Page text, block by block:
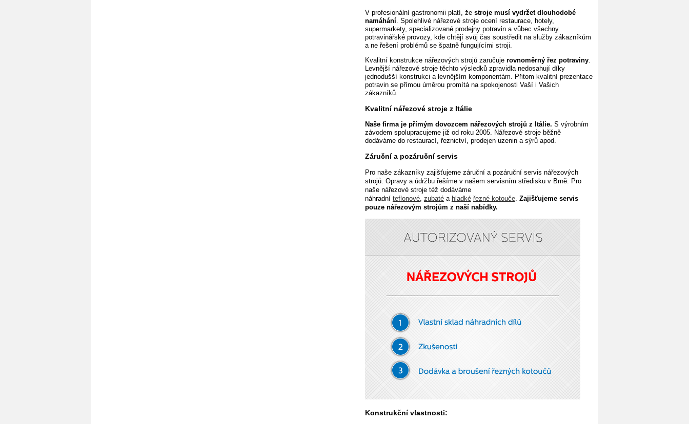
V profesionální gastronomii platí, že stroje musí vydržet dlouhodobé
namáhání. Spolehlivénářezové stroje ocení restaurace, hotely,
supermarkety, specializované prodejny potravin a vůbec všechny
potravinářské provozy, kde chtějí svůj čas soustředit na služby zákazníkům
a ne řešení problémů se špatně fungujícími stroji.
Kvalitní konstrukce nářezových strojů zaručuje rovnoměrný řez potraviny.
Levnějšínářezové stroje těchto výsledků zpravidla nedosahují díky
jednodušší konstrukci a levnějším komponentám. Přitom kvalitní prezentace
potravin se přímou úměrou promítána spokojenosti Vaší i Vašich
zákazníků.
Kvalitní nářezovéstroje z Itálie
Naše firma je přímým dovozcem nářezových strojů z Itálie. S výrobním
závodem spolupracujeme již od roku 2005. Nářezové stroje běžně
dodáváme do restaurací, řeznictví, prodejen uzenin a sýrů apod.
Záruční a pozáruční servis
Pronaše zákazníky zajišťujeme záruční a pozáruční servis nářezových
strojů. Opravy a údržbu řešíme v našem servisním středisku v Brně. Pro
naše nářezové stroje též dodáváme
náhradní teflonové, zubatéa hladké řezné kotouče. Zajišťujeme servis
pouze nářezovým strojům z naší nabídky.
Konstrukční vlastnosti: